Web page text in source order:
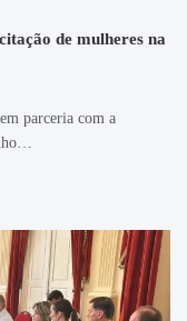
de mulheres na
parceria com a